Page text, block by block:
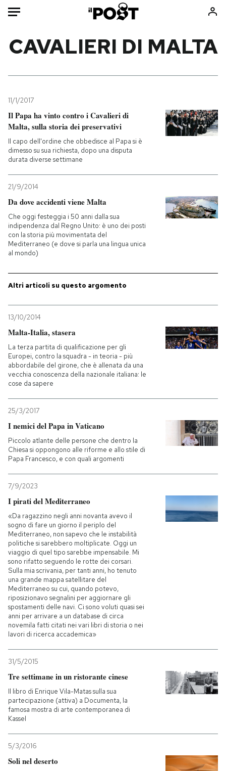
Mondo
Politica
Tecnologia
Internet
Scienza
Economia
Sport
Consumismi
Ok Boomer!
Mondiali calcio 2026
PODCAST
NEWSLETTER
I MIEI PREFERITI
SHOP
CALENDARIO
AREA PERSONALE
CAVALIERI DI MALTA
11/1/2017
Il Papa ha vinto contro i Cavalieri di
Malta, sulla storia dei preservativi
Il capo dell'ordine che obbedisce al Papa si è
dimesso su sua richiesta, dopo una disputa
durata diverse settimane
21/9/2014
Da dove accidenti viene Malta
Che oggi festeggia i 50 anni dalla sua
indipendenza dal Regno Unito: è uno dei posti
con la storia più movimentata del
Mediterraneo (e dove si parla una lingua unica
al mondo)
Altri articoli su questo argomento
13/10/2014
Malta-Italia, stasera
La terza partita di qualificazione per gli
Europei, contro la squadra - in teoria - più
abbordabile del girone, che è allenata da una
vecchia conoscenza della nazionale italiana: le
cose da sapere
25/3/2017
I nemici del Papa in Vaticano
Piccolo atlante delle persone che dentro la
Chiesa si oppongono alle riforme e allo stile di
Papa Francesco, e con quali argomenti
7/9/2023
I pirati del Mediterraneo
«Da ragazzino negli anni novanta avevo il
sogno di fare un giorno il periplo del
Mediterraneo, non sapevo che le instabilità
politiche si sarebbero moltiplicate. Oggi un
viaggio di quel tipo sarebbe impensabile. Mi
sono rifatto seguendo le rotte dei corsari.
Sulla mia scrivania, per tanti anni, ho tenuto
una grande mappa satellitare del
Mediterraneo su cui, quando potevo,
riposizionavo segnalini per aggiornare gli
spostamenti delle navi. Ci sono voluti quasi sei
anni per arrivare a un database di circa
novemila fatti citati nei vari libri di storia o nei
lavori di ricerca accademica»
31/5/2015
Tre settimane in un ristorante cinese
Il libro di Enrique Vila-Matas sulla sua
partecipazione (attiva) a Documenta, la
famosa mostra di arte contemporanea di
Kassel
5/3/2016
Soli nel deserto